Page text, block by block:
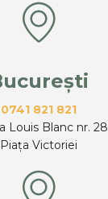
0741 821 821
Louis Blanc nr. 28
Piața Victoriei